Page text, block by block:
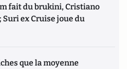
fait du brukini, Cristiano
ex Cruise joue du
que la moyenne